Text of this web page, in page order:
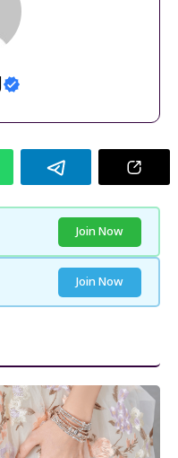
Join Now
Join Now